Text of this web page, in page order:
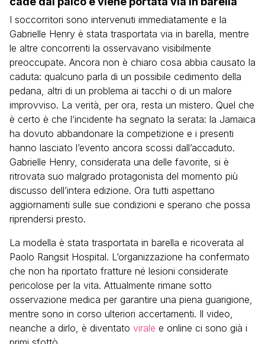
I soccorritori sono intervenuti immediatamente e la
Gabrielle Henry è stata trasportata via in barella, mentre
le altre concorrenti la osservavano visibilmente
preoccupate. Ancora non è chiaro cosa abbia causato la
caduta: qualcuno parla di un possibile cedimento della
pedana, altri di un problema ai tacchi o di un malore
improvviso. La verità, per ora, resta un mistero. Quel che
è certo è che l’incidente ha segnato la serata: la Jamaica
ha dovuto abbandonare la competizione e i presenti
hanno lasciato l’evento ancora scossi dall’accaduto.
Gabrielle Henry, considerata una delle favorite, si è
ritrovata suo malgrado protagonista del momento più
discusso dell’intera edizione. Ora tutti aspettano
aggiornamenti sulle sue condizioni e sperano che possa
riprendersi presto.
La modella è stata trasportata in barella e ricoverata al
Paolo Rangsit Hospital. L’organizzazione ha confermato
che non ha riportato fratture né lesioni considerate
pericolose per la vita. Attualmente rimane sotto
osservazione medica per garantire una piena guarigione,
mentre sono in corso ulteriori accertamenti. Il video,
neanche a dirlo, è diventato virale e online ci sono già i